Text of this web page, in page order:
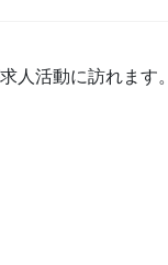
人活動に訪れます。